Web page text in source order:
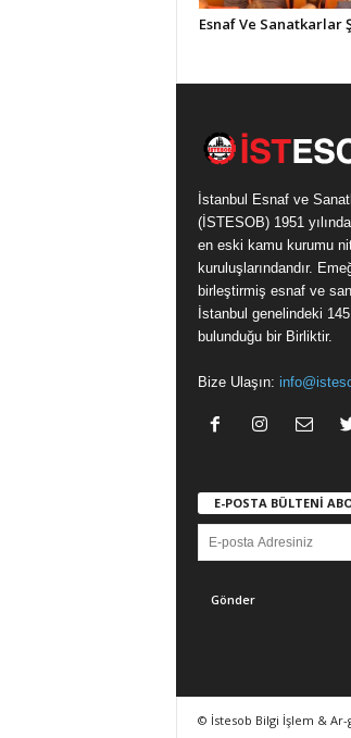
Esnaf Ve Sanatkarlar
İstanbul Esnaf ve
(İSTESOB) 1951
en eski kamu kurumu
kuruluşlarındandır.
birleştirmiş esnaf ve
İstanbul genelindeki
bulunduğu bir Birliktir.
Bize Ulaşın:
E-POSTA BÜLTENİ
© İstesob Bilgi İşlem & Ar-